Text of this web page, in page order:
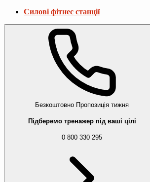
Силові фітнес станції
Безкоштовно Пропозиція тижня
Підберемо тренажер під ваші цілі
0 800 330 295